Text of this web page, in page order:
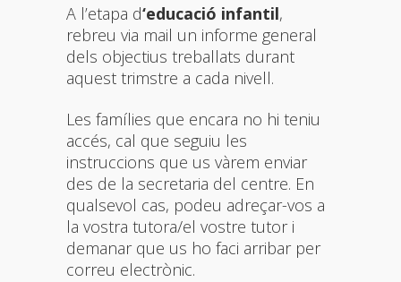
A l’etapa d‘educació infantil,
rebreu via mail un informe general
dels objectius treballats durant
aquest trimstre a cada nivell.
Les famílies que encara no hi teniu
accés, cal que seguiu les
instruccions que us vàrem enviar
des de la secretaria del centre. En
qualsevol cas, podeu adreçar-vos a
la vostra tutora/el vostre tutor i
demanar que us ho faci arribar per
correu electrònic.